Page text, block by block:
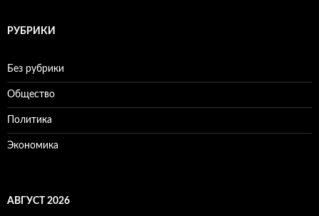
РУБРИКИ
Без рубрики
Общество
Политика
Экономика
АВГУСТ 2026